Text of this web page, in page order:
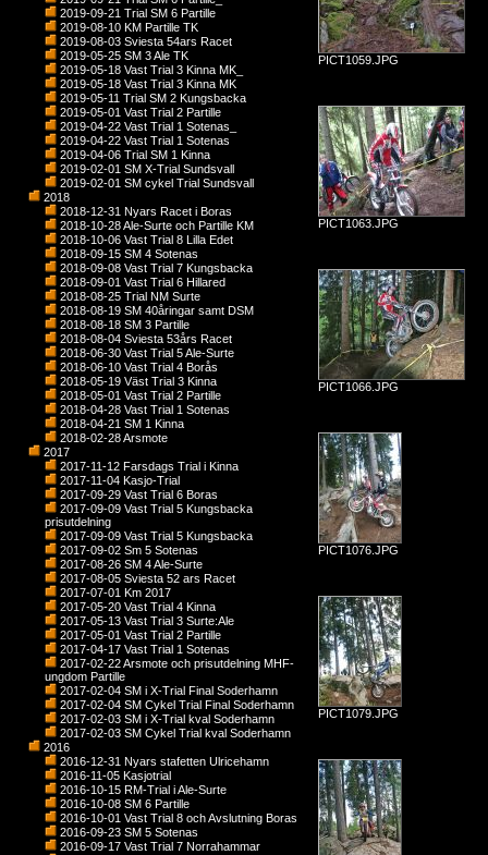
2019-09-21 Trial SM 6 Partille
2019-08-10 KM Partille TK
2019-08-03 Sviesta 54ars Racet
2019-05-25 SM 3 Ale TK
2019-05-18 Vast Trial 3 Kinna MK_
2019-05-18 Vast Trial 3 Kinna MK
2019-05-11 Trial SM 2 Kungsbacka
2019-05-01 Vast Trial 2 Partille
2019-04-22 Vast Trial 1 Sotenas_
2019-04-22 Vast Trial 1 Sotenas
2019-04-06 Trial SM 1 Kinna
2019-02-01 SM X-Trial Sundsvall
2019-02-01 SM cykel Trial Sundsvall
2018
2018-12-31 Nyars Racet i Boras
2018-10-28 Ale-Surte och Partille KM
2018-10-06 Vast Trial 8 Lilla Edet
2018-09-15 SM 4 Sotenas
2018-09-08 Vast Trial 7 Kungsbacka
2018-09-01 Vast Trial 6 Hillared
2018-08-25 Trial NM Surte
2018-08-19 SM 40åringar samt DSM
2018-08-18 SM 3 Partille
2018-08-04 Sviesta 53års Racet
2018-06-30 Vast Trial 5 Ale-Surte
2018-06-10 Vast Trial 4 Borås
2018-05-19 Väst Trial 3 Kinna
2018-05-01 Vast Trial 2 Partille
2018-04-28 Vast Trial 1 Sotenas
2018-04-21 SM 1 Kinna
2018-02-28 Arsmote
2017
2017-11-12 Farsdags Trial i Kinna
2017-11-04 Kasjo-Trial
2017-09-29 Vast Trial 6 Boras
2017-09-09 Vast Trial 5 Kungsbacka
prisutdelning
2017-09-09 Vast Trial 5 Kungsbacka
2017-09-02 Sm 5 Sotenas
2017-08-26 SM 4 Ale-Surte
2017-08-05 Sviesta 52 ars Racet
2017-07-01 Km 2017
2017-05-20 Vast Trial 4 Kinna
2017-05-13 Vast Trial 3 Surte:Ale
2017-05-01 Vast Trial 2 Partille
2017-04-17 Vast Trial 1 Sotenas
2017-02-22 Arsmote och prisutdelning MHF-
ungdom Partille
2017-02-04 SM i X-Trial Final Soderhamn
2017-02-04 SM Cykel Trial Final Soderhamn
2017-02-03 SM i X-Trial kval Soderhamn
2017-02-03 SM Cykel Trial kval Soderhamn
2016
2016-12-31 Nyars stafetten Ulricehamn
2016-11-05 Kasjotrial
2016-10-15 RM-Trial i Ale-Surte
2016-10-08 SM 6 Partille
2016-10-01 Vast Trial 8 och Avslutning Boras
2016-09-23 SM 5 Sotenas
2016-09-17 Vast Trial 7 Norrahammar
PICT1059.JPG
PICT1063.JPG
PICT1066.JPG
PICT1076.JPG
PICT1079.JPG